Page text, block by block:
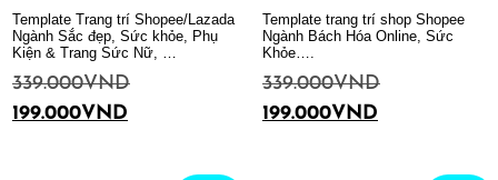
Template Trang trí Shopee/Lazada
Ngành Sắc đẹp, Sức khỏe, Phụ
Kiện & Trang Sức Nữ, …
339.000VND
199.000VND
Template trang trí shop Shopee
Ngành Bách Hóa Online, Sức
Khỏe….
339.000VND
199.000VND